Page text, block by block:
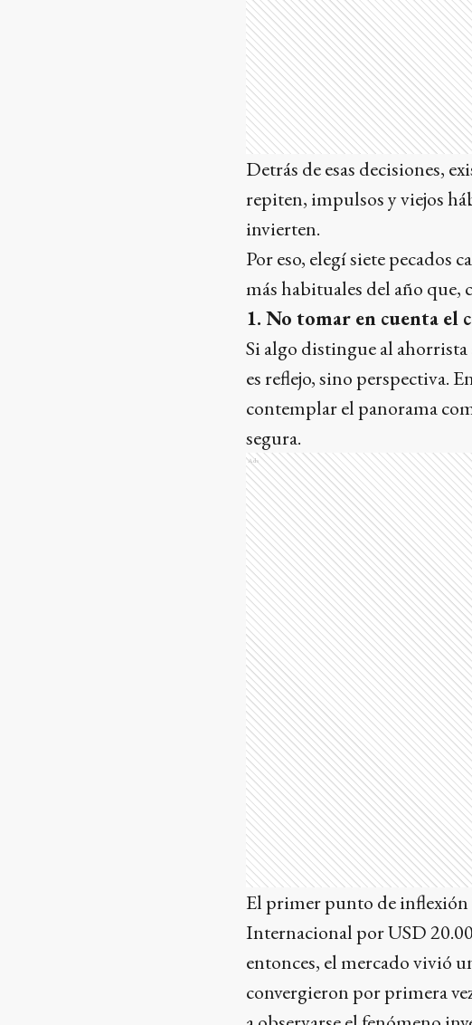
Detrás de esas decisiones,
repiten, impulsos y viejos
invierten.
Por eso, elegí siete
más habituales del año
1. No tomar en cuenta el
Si algo distingue al ahorrista
es reflejo, sino perspectiva.
contemplar el panorama
segura.
Ads
El primer punto de inflexión
Internacional por USD
entonces, el mercado vivió
convergieron por primera